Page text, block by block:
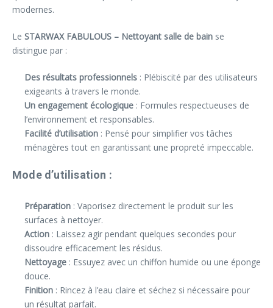
modernes.
Le STARWAX FABULOUS – Nettoyant salle de bain se
distingue par :
Des résultats professionnels : Plébiscité par des utilisateurs
exigeants à travers le monde.
Un engagement écologique : Formules respectueuses de
l’environnement et responsables.
Facilité d’utilisation : Pensé pour simplifier vos tâches
ménagères tout en garantissant une propreté impeccable.
Mode d’utilisation :
Préparation : Vaporisez directement le produit sur les
surfaces à nettoyer.
Action : Laissez agir pendant quelques secondes pour
dissoudre efficacement les résidus.
Nettoyage : Essuyez avec un chiffon humide ou une éponge
douce.
Finition : Rincez à l’eau claire et séchez si nécessaire pour
un résultat parfait.